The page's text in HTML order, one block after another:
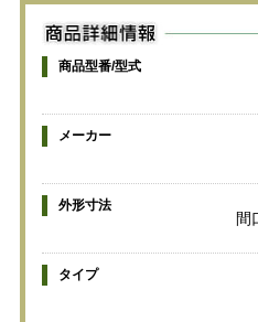
商品型番/型式
メーカー
外形寸法
間
タイプ